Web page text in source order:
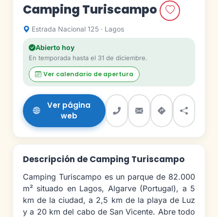
Camping Turiscampo
Estrada Nacional 125 · Lagos
Abierto hoy
En temporada hasta el 31 de diciembre.
Ver calendario de apertura
Ver página
web
Descripción de Camping Turiscampo
Camping Turiscampo es un parque de 82.000
m² situado en Lagos, Algarve (Portugal), a 5
km de la ciudad, a 2,5 km de la playa de Luz
y a 20 km del cabo de San Vicente. Abre todo